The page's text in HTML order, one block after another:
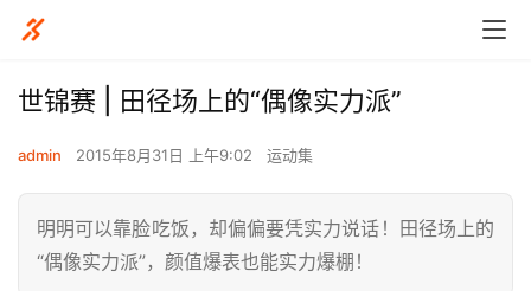
世锦赛 | 田径场上的“偶像实力派”
admin 2015年8月31日 上午9:02 运动集
明明可以靠脸吃饭，却偏偏要凭实力说话！田径场上的
“偶像实力派”，颜值爆表也能实力爆棚！